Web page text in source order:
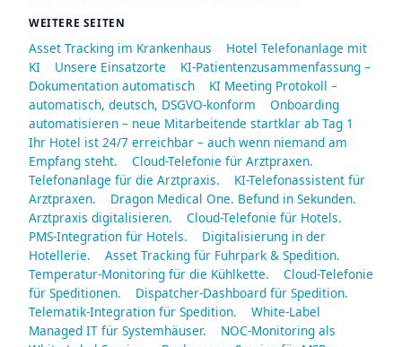
WEITERE SEITEN
Asset Tracking im Krankenhaus
Hotel Telefonanlage mit
KI
Unsere Einsatzorte
KI-Patientenzusammenfassung –
Dokumentation automatisch
KI Meeting Protokoll –
automatisch, deutsch, DSGVO-konform
Onboarding
automatisieren – neue Mitarbeitende startklar ab Tag 1
Ihr Hotel ist 24/7 erreichbar – auch wenn niemand am
Empfang steht.
Cloud-Telefonie für Arztpraxen.
Telefonanlage für die Arztpraxis.
KI-Telefonassistent für
Arztpraxen.
Dragon Medical One. Befund in Sekunden.
Arztpraxis digitalisieren.
Cloud-Telefonie für Hotels.
PMS-Integration für Hotels.
Digitalisierung in der
Hotellerie.
Asset Tracking für Fuhrpark & Spedition.
Temperatur-Monitoring für die Kühlkette.
Cloud-Telefonie
für Speditionen.
Dispatcher-Dashboard für Spedition.
Telematik-Integration für Spedition.
White-Label
Managed IT für Systemhäuser.
NOC-Monitoring als